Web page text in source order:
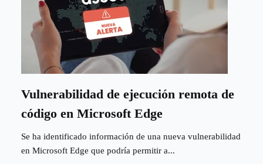
Vulnerabilidad de ejecución remota de
código en Microsoft Edge
Se ha identificado información de una nueva vulnerabilidad
en Microsoft Edge que podría permitir a...